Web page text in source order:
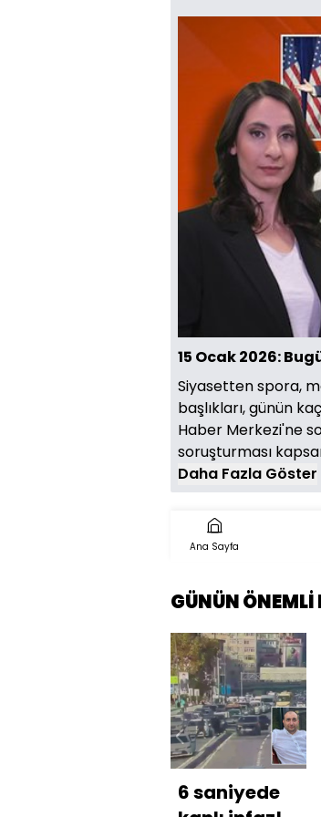
15 Ocak 2026:
Siyasetten spora,
başlıkları, günün
Haber Merkezi'ne
soruşturması
Daha Fazla Göster
Ana Sayfa
GÜNÜN ÖNEMLİ
6 saniyede